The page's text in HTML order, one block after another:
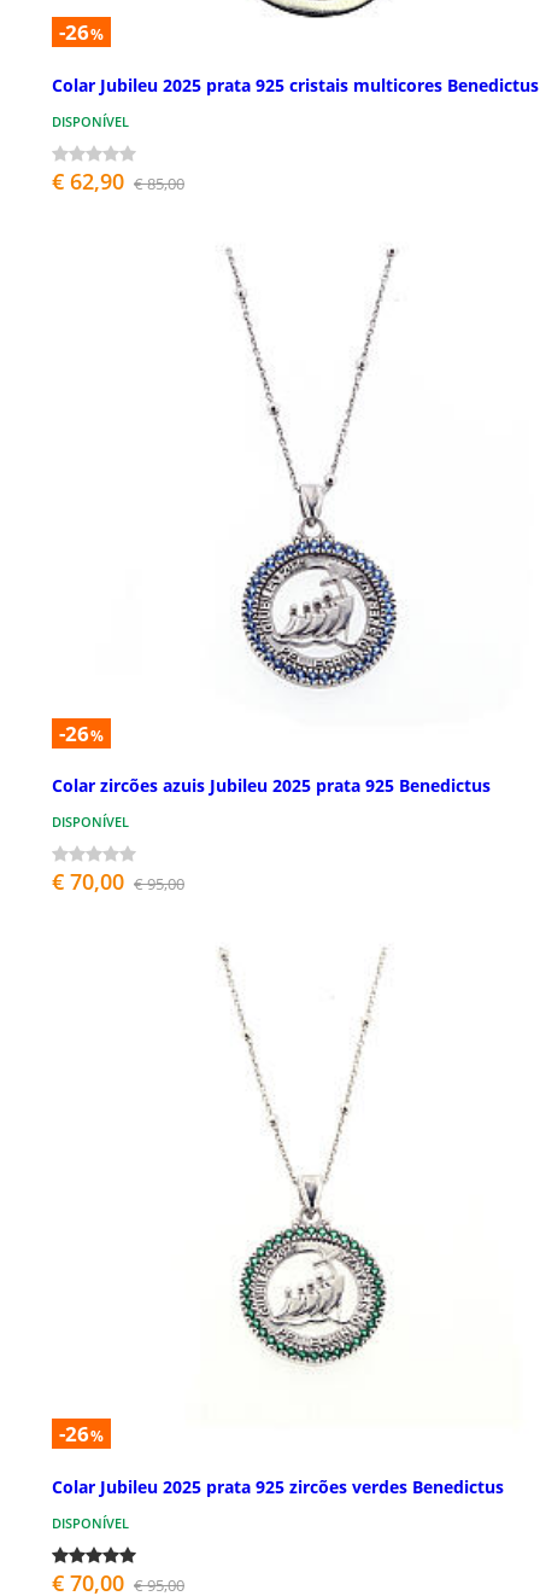
-26%
Colar Jubileu 2025 prata 925 cristais multicores Benedictus
DISPONÍVEL
€ 62,90 € 85,00
-26%
Colar zircões azuis Jubileu 2025 prata 925 Benedictus
DISPONÍVEL
€ 70,00 € 95,00
-26%
Colar Jubileu 2025 prata 925 zircões verdes Benedictus
DISPONÍVEL
€ 70,00 € 95,00